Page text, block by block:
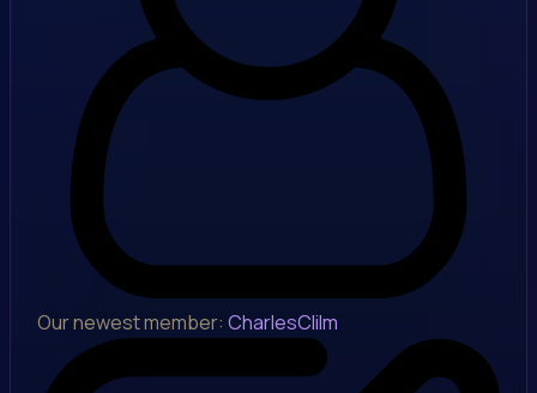
Our newest member: CharlesClilm